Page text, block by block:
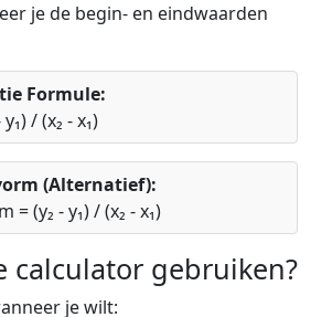
je de begin- en eindwaarden
Formule:
/ (x₂ - x₁)
(Alternatief):
(y₂ - y₁) / (x₂ - x₁)
calculator gebruiken?
je wilt: